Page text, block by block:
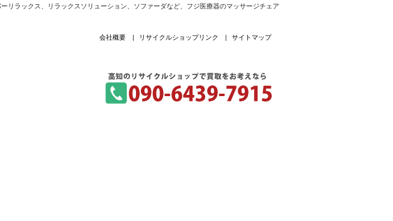
リラックス、リラックスソリューション、ソファーダなど、フジ医療器のマッサージチェア
会社概要 | リサイクルショップリンク | サイトマップ